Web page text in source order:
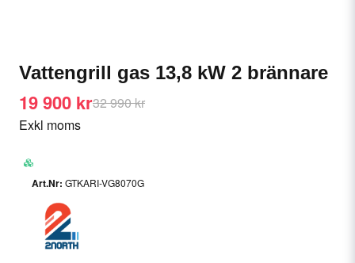
Vattengrill gas 13,8 kW 2 brännare
32 990 kr
19 900 kr
Exkl moms
GTKARI-VG8070G